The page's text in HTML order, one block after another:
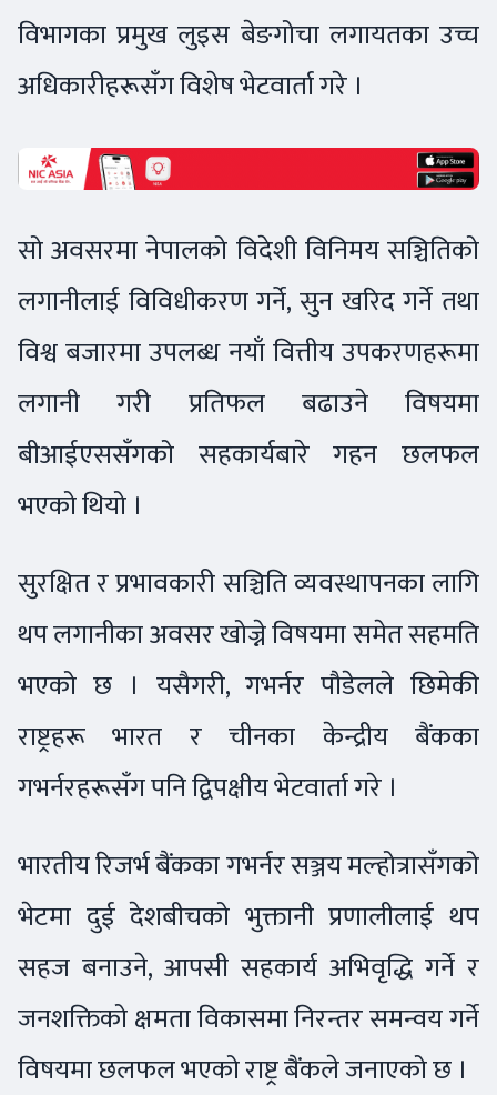
विभागका प्रमुख लुइस बेङगोचा लगायतका उच्च
अधिकारीहरूसँग विशेष भेटवार्ता गरे ।
सो अवसरमा नेपालको विदेशी विनिमय सञ्चितिको
लगानीलाई विविधीकरण गर्ने, सुन खरिद गर्ने तथा
विश्व बजारमा उपलब्ध नयाँ वित्तीय उपकरणहरूमा
लगानी गरी प्रतिफल बढाउने विषयमा
बीआईएससँगको सहकार्यबारे गहन छलफल
भएको थियो ।
सुरक्षित र प्रभावकारी सञ्चिति व्यवस्थापनका लागि
थप लगानीका अवसर खोज्ने विषयमा समेत सहमति
भएको छ । यसैगरी, गभर्नर पौडेलले छिमेकी
राष्ट्रहरू भारत र चीनका केन्द्रीय बैंकका
गभर्नरहरूसँग पनि द्विपक्षीय भेटवार्ता गरे ।
भारतीय रिजर्भ बैंकका गभर्नर सञ्जय मल्होत्रासँगको
भेटमा दुई देशबीचको भुक्तानी प्रणालीलाई थप
सहज बनाउने, आपसी सहकार्य अभिवृद्धि गर्ने र
जनशक्तिको क्षमता विकासमा निरन्तर समन्वय गर्ने
विषयमा छलफल भएको राष्ट्र बैंकले जनाएको छ ।